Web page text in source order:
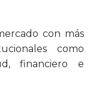
con más
como
financiero e